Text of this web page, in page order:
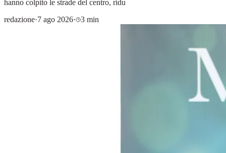
hanno colpito le strade del centro, ridu
redazione·7 ago 2026· 3 min